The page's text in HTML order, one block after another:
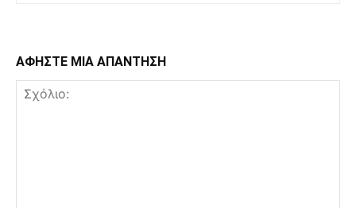
ΑΦΗΣΤΕ ΜΙΑ ΑΠΑΝΤΗΣΗ